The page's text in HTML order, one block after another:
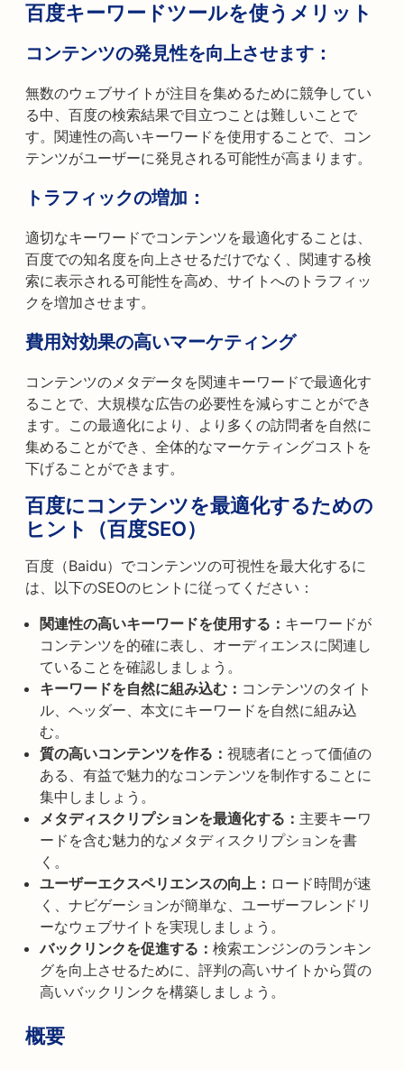
百度キーワードツールを使うメリット
コンテンツの発見性を向上させます：
無数のウェブサイトが注目を集めるために競争してい
る中、百度の検索結果で目立つことは難しいことで
す。関連性の高いキーワードを使用することで、コン
テンツがユーザーに発見される可能性が高まります。
トラフィックの増加：
適切なキーワードでコンテンツを最適化することは、
百度での知名度を向上させるだけでなく、関連する検
索に表示される可能性を高め、サイトへのトラフィッ
クを増加させます。
費用対効果の高いマーケティング
コンテンツのメタデータを関連キーワードで最適化す
ることで、大規模な広告の必要性を減らすことができ
ます。この最適化により、より多くの訪問者を自然に
集めることができ、全体的なマーケティングコストを
下げることができます。
百度にコンテンツを最適化するための
ヒント（百度SEO）
百度（Baidu）でコンテンツの可視性を最大化するに
は、以下のSEOのヒントに従ってください：
関連性の高いキーワードを使用する： キーワードが
コンテンツを的確に表し、オーディエンスに関連し
ていることを確認しましょう。
キーワードを自然に組み込む： コンテンツのタイト
ル、ヘッダー、本文にキーワードを自然に組み込
む。
質の高いコンテンツを作る： 視聴者にとって価値の
ある、有益で魅力的なコンテンツを制作することに
集中しましょう。
メタディスクリプションを最適化する： 主要キーワ
ードを含む魅力的なメタディスクリプションを書
く。
ユーザーエクスペリエンスの向上： ロード時間が速
く、ナビゲーションが簡単な、ユーザーフレンドリ
ーなウェブサイトを実現しましょう。
バックリンクを促進する： 検索エンジンのランキン
グを向上させるために、評判の高いサイトから質の
高いバックリンクを構築しましょう。
概要